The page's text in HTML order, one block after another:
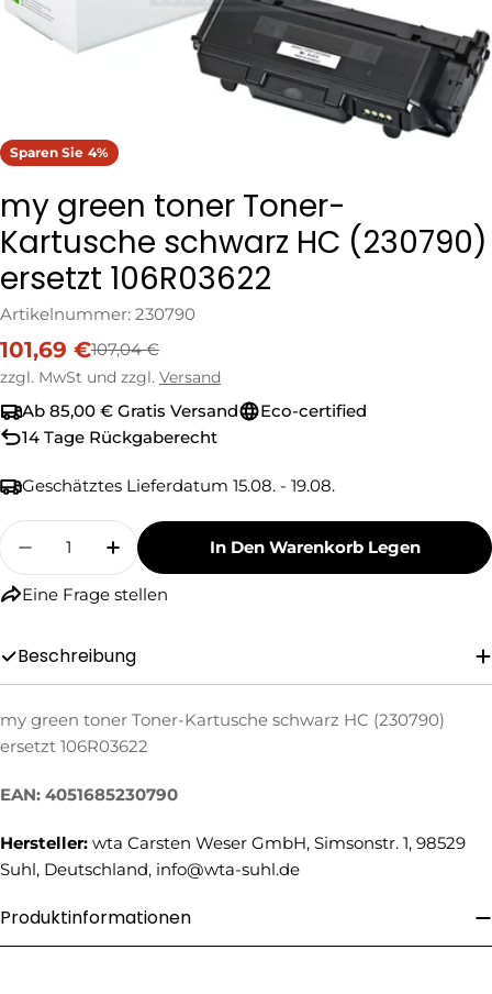
Sparen Sie 4%
my green toner Toner-
Kartusche schwarz HC (230790)
ersetzt 106R03622
Artikelnummer: 230790
Verkaufspreis
101,69 €
Regulärer
Preis
107,04 €
zzgl. MwSt und zzgl. Versand
Ab 85,00 € Gratis Versand
Eco-certified
14 Tage Rückgaberecht
Geschätztes Lieferdatum 15.08. - 19.08.
Menge
Menge Für My Green Toner Toner-
Menge Für My Green Toner Toner-
In Den Warenkorb Legen
Eine Frage stellen
Eine Frage stellen
Name
E-
Mail
Telefonnummer
Ihre
Beschreibung
my green toner Toner-Kartusche schwarz HC (230790)
ersetzt 106R03622
EAN: 4051685230790
Hersteller: wta Carsten Weser GmbH, Simsonstr. 1, 98529
Suhl, Deutschland, info@wta-suhl.de
Produktinformationen